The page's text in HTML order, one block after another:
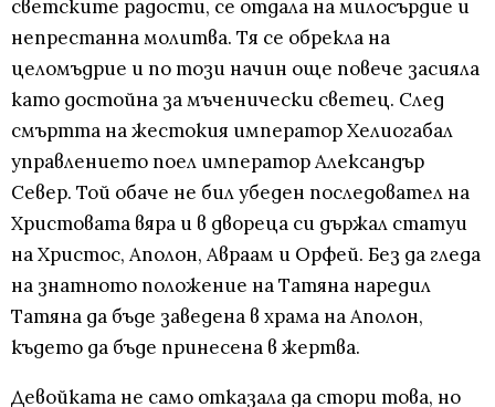
светските радости, се отдала на милосърдие и
непрестанна молитва. Тя се обрекла на
целомъдрие и по този начин още повече засияла
като достойна за мъченически светец. След
смъртта на жестокия император Хелиогабал
управлението поел император Александър
Север. Той обаче не бил убеден последовател на
Христовата вяра и в двореца си държал статуи
на Христос, Аполон, Авраам и Орфей. Без да гледа
на знатното положение на Татяна наредил
Татяна да бъде заведена в храма на Аполон,
където да бъде принесена в жертва.
Девойката не само отказала да стори това, но